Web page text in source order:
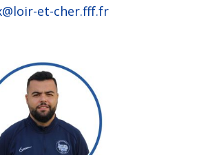
et-cher.fff.fr